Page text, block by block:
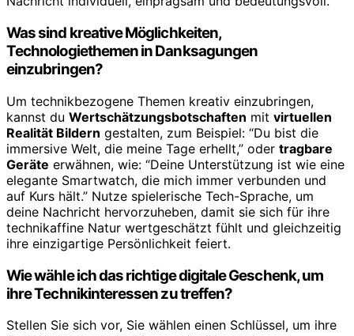
Was sind kreative Möglichkeiten,
Technologiethemen in Danksagungen
einzubringen?
Um technikbezogene Themen kreativ einzubringen,
kannst du Wertschätzungsbotschaften mit virtuellen
Realität Bildern gestalten, zum Beispiel: “Du bist die
immersive Welt, die meine Tage erhellt,” oder tragbare
Geräte erwähnen, wie: “Deine Unterstützung ist wie eine
elegante Smartwatch, die mich immer verbunden und
auf Kurs hält.” Nutze spielerische Tech-Sprache, um
deine Nachricht hervorzuheben, damit sie sich für ihre
technikaffine Natur wertgeschätzt fühlt und gleichzeitig
ihre einzigartige Persönlichkeit feiert.
Wie wähle ich das richtige digitale Geschenk, um
ihre Technikinteressen zu treffen?
Stellen Sie sich vor, Sie wählen einen Schlüssel, um ihre